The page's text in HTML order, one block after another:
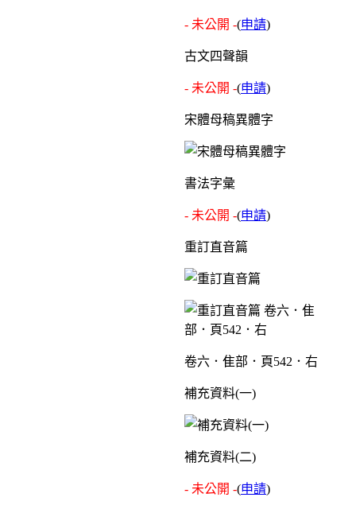
- 未公開 -(申請)
古文四聲韻
- 未公開 -(申請)
宋體母稿異體字
書法字彙
- 未公開 -(申請)
重訂直音篇
卷六．隹部．頁542．右
補充資料(一)
補充資料(二)
- 未公開 -(申請)